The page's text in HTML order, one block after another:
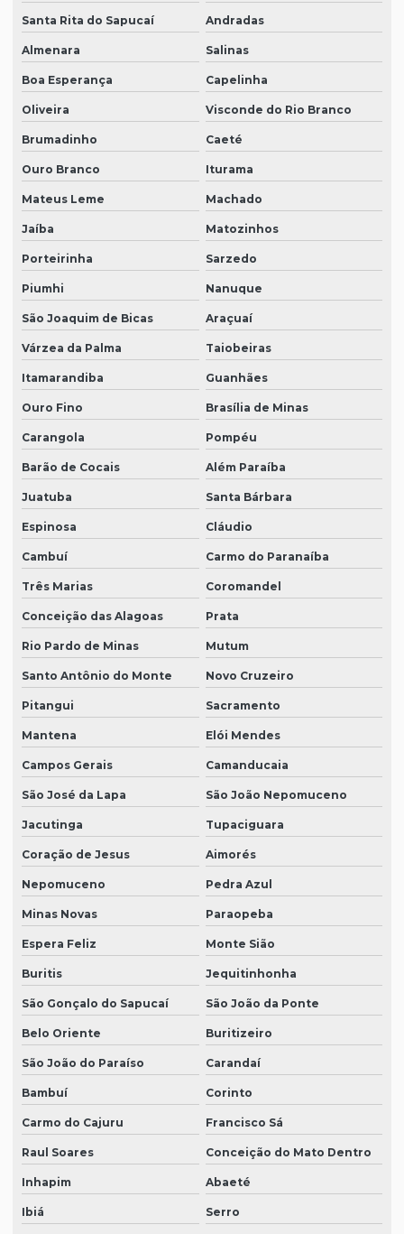
Santa Rita do Sapucaí Andradas
Almenara Salinas
Boa Esperança Capelinha
Oliveira Visconde do Rio Branco
Brumadinho Caeté
Ouro Branco Iturama
Mateus Leme Machado
Jaíba Matozinhos
Porteirinha Sarzedo
Piumhi Nanuque
São Joaquim de Bicas Araçuaí
Várzea da Palma Taiobeiras
Itamarandiba Guanhães
Ouro Fino Brasília de Minas
Carangola Pompéu
Barão de Cocais Além Paraíba
Juatuba Santa Bárbara
Espinosa Cláudio
Cambuí Carmo do Paranaíba
Três Marias Coromandel
Conceição das Alagoas Prata
Rio Pardo de Minas Mutum
Santo Antônio do Monte Novo Cruzeiro
Pitangui Sacramento
Mantena Elói Mendes
Campos Gerais Camanducaia
São José da Lapa São João Nepomuceno
Jacutinga Tupaciguara
Coração de Jesus Aimorés
Nepomuceno Pedra Azul
Minas Novas Paraopeba
Espera Feliz Monte Sião
Buritis Jequitinhonha
São Gonçalo do Sapucaí São João da Ponte
Belo Oriente Buritizeiro
São João do Paraíso Carandaí
Bambuí Corinto
Carmo do Cajuru Francisco Sá
Raul Soares Conceição do Mato Dentro
Inhapim Abaeté
Ibiá Serro